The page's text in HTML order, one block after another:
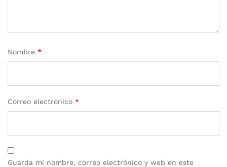
Nombre *
Correo electrónico *
Guarda mi nombre, correo electrónico y web en este